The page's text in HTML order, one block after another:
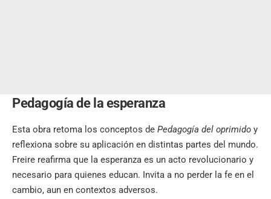
Pedagogía de la esperanza
Esta obra retoma los conceptos de Pedagogía del oprimido y
reflexiona sobre su aplicación en distintas partes del mundo.
Freire reafirma que la esperanza es un acto revolucionario y
necesario para quienes educan. Invita a no perder la fe en el
cambio, aun en contextos adversos.